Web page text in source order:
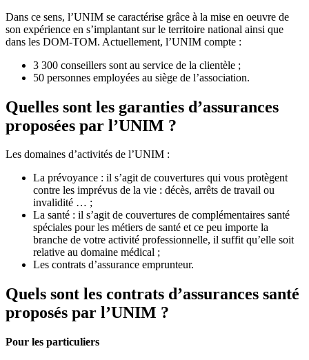
Dans ce sens, l’UNIM se caractérise grâce à la mise en oeuvre de
son expérience en s’implantant sur le territoire national ainsi que
dans les DOM-TOM. Actuellement, l’UNIM compte :
3 300 conseillers sont au service de la clientèle ;
50 personnes employées au siège de l’association.
Quelles sont les garanties d’assurances
proposées par l’UNIM ?
Les domaines d’activités de l’UNIM :
La prévoyance : il s’agit de couvertures qui vous protègent
contre les imprévus de la vie : décès, arrêts de travail ou
invalidité … ;
La santé : il s’agit de couvertures de complémentaires santé
spéciales pour les métiers de santé et ce peu importe la
branche de votre activité professionnelle, il suffit qu’elle soit
relative au domaine médical ;
Les contrats d’assurance emprunteur.
Quels sont les contrats d’assurances santé
proposés par l’UNIM ?
Pour les particuliers